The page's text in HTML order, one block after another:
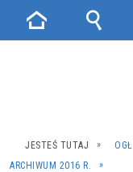
JESTEŚ TUTAJ
ARCHIWUM 2016 R.
Strona